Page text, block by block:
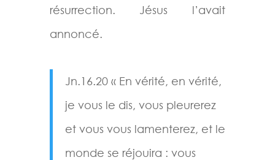
résurrection. Jésus l’avait
annoncé.
Jn.16.20 « En vérité, en vérité,
je vous le dis, vous pleurerez
et vous vous lamenterez, et le
monde se réjouira : vous